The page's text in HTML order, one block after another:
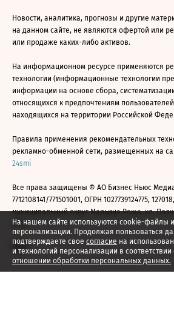
На нашем сайте используются cookie-файлы и
персонализации. Продолжая пользоваться
подтверждаете свое согласие на
и технологий персонализации в соответствии
отношении обработки персональных данных.
Новости, аналитика, прогнозы и другие
на данном сайте, не являются офертой или
или продаже каких-либо активов.
На информационном ресурсе применяются
технологии (информационные технологии
информации на основе сбора,
относящихся к предпочтениям
находящихся на территории Российской
Правила применения рекомендательных
рекламно-обменной сети, размещенных на
24smi
Все права защищены © АО Бизнес Ньюс
7712108141/771501001, ОГРН 1027739124775,
муниципальный округ Марьина Роща, ул.
2026